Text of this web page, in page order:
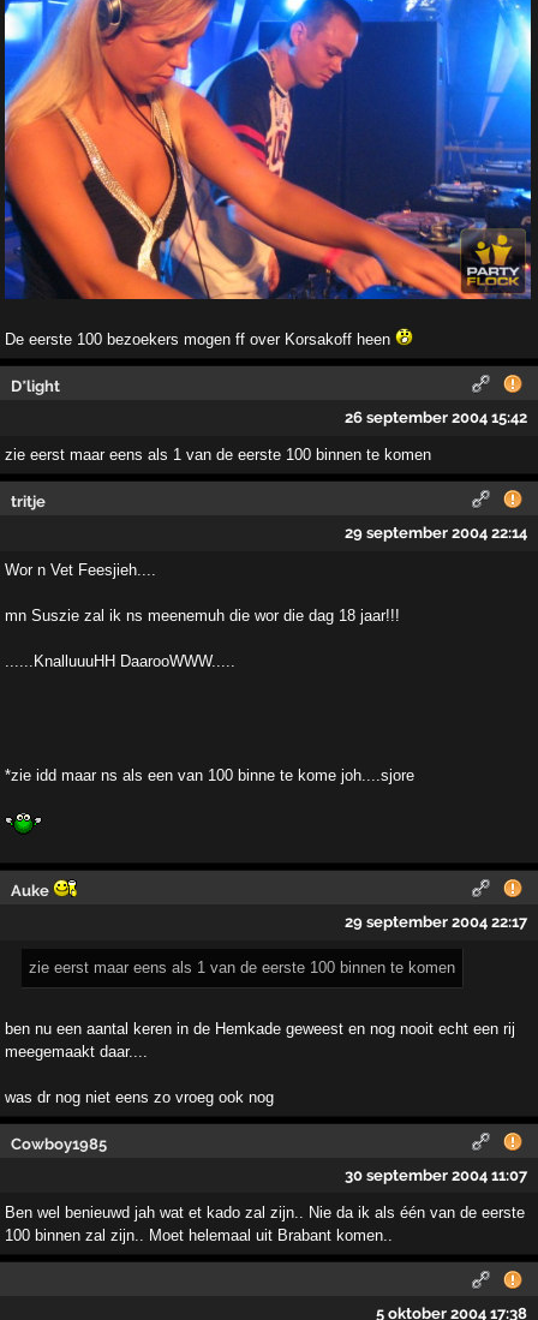
De eerste 100 bezoekers mogen ff over Korsakoff heen
D*light
26 september 2004 15:42
zie eerst maar eens als 1 van de eerste 100 binnen te komen
tritje
29 september 2004 22:14
Wor n Vet Feesjieh....
mn Suszie zal ik ns meenemuh die wor die dag 18 jaar!!!
......KnalluuuHH DaarooWWW.....
*zie idd maar ns als een van 100 binne te kome joh....sjore
Auke
29 september 2004 22:17
zie eerst maar eens als 1 van de eerste 100 binnen te komen
ben nu een aantal keren in de Hemkade geweest en nog nooit echt een rij
meegemaakt daar....
was dr nog niet eens zo vroeg ook nog
Cowboy1985
30 september 2004 11:07
Ben wel benieuwd jah wat et kado zal zijn.. Nie da ik als één van de eerste
100 binnen zal zijn.. Moet helemaal uit Brabant komen..
5 oktober 2004 17:38